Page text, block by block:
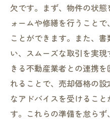
欠です。まず、物件の状
ォームや修繕を行うこと
ことができます。また、
い、スムーズな取引を実
きる不動産業者との連携
れることで、売却価格の
なアドバイスを受けるこ
す。これらの準備を怠ら